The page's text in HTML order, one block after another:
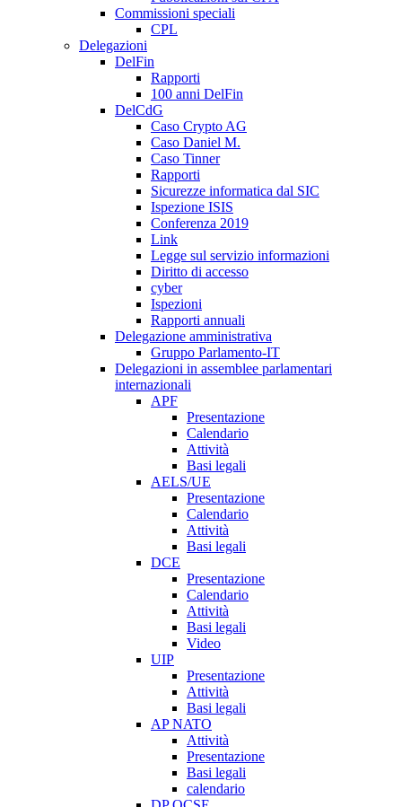
Commissioni speciali
CPL
Delegazioni
DelFin
Rapporti
100 anni DelFin
DelCdG
Caso Crypto AG
Caso Daniel M.
Caso Tinner
Rapporti
Sicurezze informatica dal SIC
Ispezione ISIS
Conferenza 2019
Link
Legge sul servizio informazioni
Diritto di accesso
cyber
Ispezioni
Rapporti annuali
Delegazione amministrativa
Gruppo Parlamento-IT
Delegazioni in assemblee parlamentari
internazionali
APF
Presentazione
Calendario
Attività
Basi legali
AELS/UE
Presentazione
Calendario
Attività
Basi legali
DCE
Presentazione
Calendario
Attività
Basi legali
Video
UIP
Presentazione
Attività
Basi legali
AP NATO
Attività
Presentazione
Basi legali
calendario